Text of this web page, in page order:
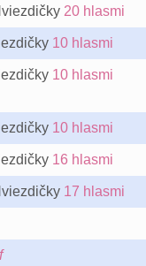
20 hlasmi
10 hlasmi
10 hlasmi
10 hlasmi
16 hlasmi
17 hlasmi